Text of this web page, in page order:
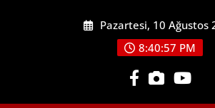
Pazartesi, 10 Ağustos
8:40:59 PM